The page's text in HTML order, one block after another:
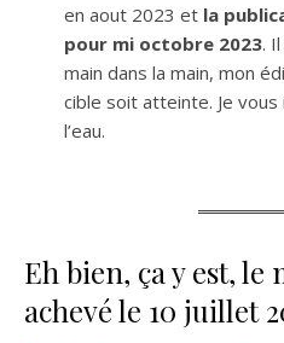
en aout 2023 et la
pour mi octobre 2023.
main dans la main, mon
cible soit atteinte. Je
l’eau.
Eh bien, ça y est, le
achevé le 10 juillet